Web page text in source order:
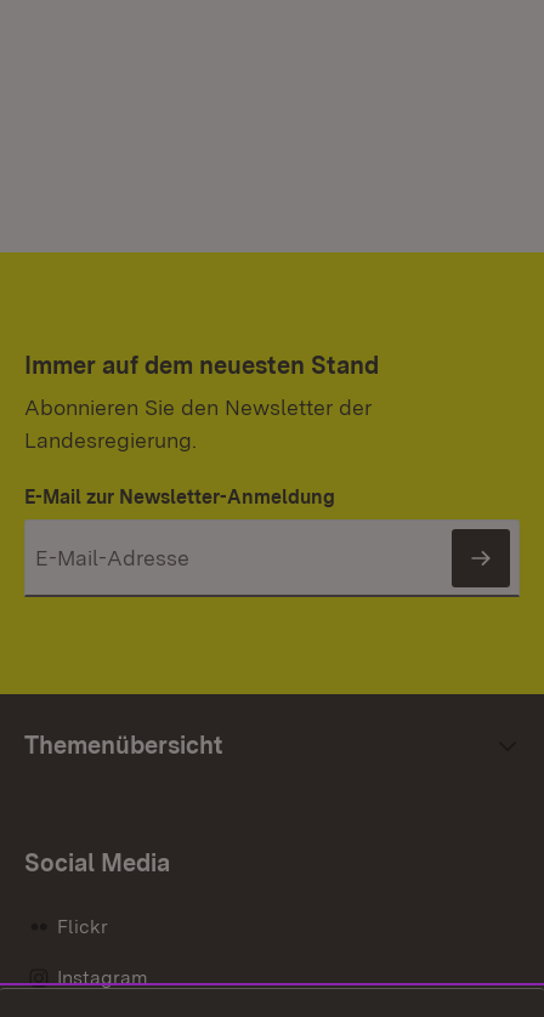
Immer auf dem neuesten Stand
Abonnieren Sie den Newsletter der
Landesregierung.
E-Mail zur Newsletter-Anmeldung
Themenübersicht
Social Media
Flickr
Instagram